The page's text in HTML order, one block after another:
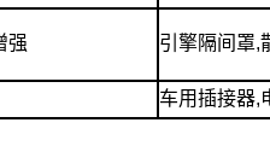
强 引擎隔间罩,
车用插接器,